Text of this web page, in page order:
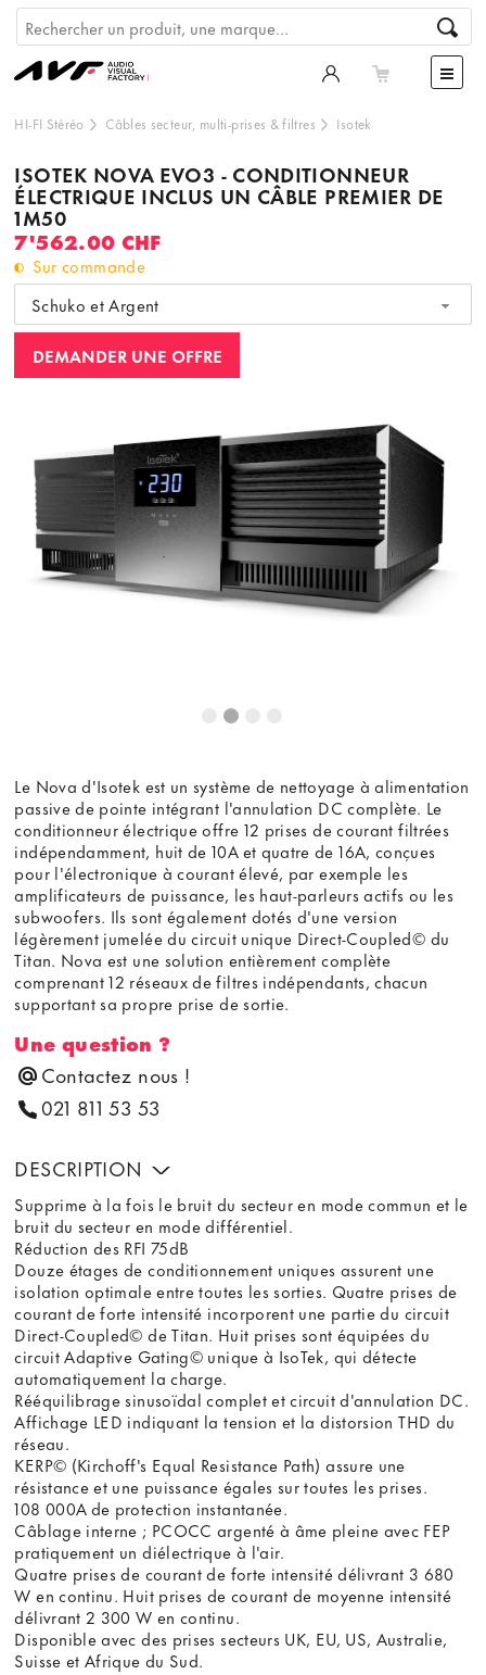
HI-FI Stéréo Câbles secteur, multi-prises & filtres Isotek
ISOTEK NOVA EVO3 - CONDITIONNEUR
ÉLECTRIQUE INCLUS UN CÂBLE PREMIER DE
1M50
7'562.00 CHF
Sur commande
Schuko et Argent
DEMANDER UNE OFFRE
Le Nova d'Isotek est un système de nettoyage à alimentation
passive de pointe intégrant l'annulation DC complète. Le
conditionneur électrique offre 12 prises de courant filtrées
indépendamment, huit de 10A et quatre de 16A, conçues
pour l'électronique à courant élevé, par exemple les
amplificateurs de puissance, les haut-parleurs actifs ou les
subwoofers. Ils sont également dotés d'une version
légèrement jumelée du circuit unique Direct-Coupled© du
Titan. Nova est une solution entièrement complète
comprenant 12 réseaux de filtres indépendants, chacun
supportant sa propre prise de sortie.
Une question ?
Contactez nous !
021 811 53 53
DESCRIPTION
Supprime à la fois le bruit du secteur en mode commun et le
bruit du secteur en mode différentiel.
Réduction des RFI 75dB
Douze étages de conditionnement uniques assurent une
isolation optimale entre toutes les sorties. Quatre prises de
courant de forte intensité incorporent une partie du circuit
Direct-Coupled© de Titan. Huit prises sont équipées du
circuit Adaptive Gating© unique à IsoTek, qui détecte
automatiquement la charge.
Rééquilibrage sinusoïdal complet et circuit d'annulation DC.
Affichage LED indiquant la tension et la distorsion THD du
réseau.
KERP© (Kirchoff's Equal Resistance Path) assure une
résistance et une puissance égales sur toutes les prises.
108 000A de protection instantanée.
Câblage interne ; PCOCC argenté à âme pleine avec FEP
pratiquement un diélectrique à l'air.
Quatre prises de courant de forte intensité délivrant 3 680
W en continu. Huit prises de courant de moyenne intensité
délivrant 2 300 W en continu.
Disponible avec des prises secteurs UK, EU, US, Australie,
Suisse et Afrique du Sud.